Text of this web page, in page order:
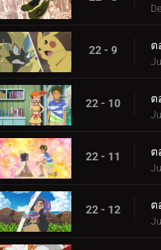
22 - 9 ต
22 - 10 ต
22 - 11 ต
22 - 12 ต